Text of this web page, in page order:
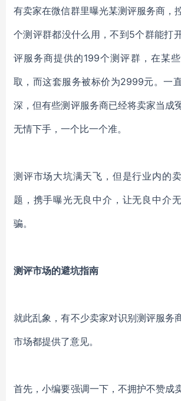
有卖家在微信群里曝光某测评服务商，
个测评群都没什么用，不到5个群能打
评服务商提供的199个测评群，在某
取，而这套服务被标价为2999元。一
深，但有些测评服务商已经将卖家当成
无情下手，一个比一个准。
测评市场大坑满天飞，但是行业内的
题，携手曝光无良中介，让无良中介
骗。
测评市场的避坑指南
就此乱象，有不少卖家对识别测评服务
市场都提供了意见。
首先，小编要强调一下，不拥护不赞成